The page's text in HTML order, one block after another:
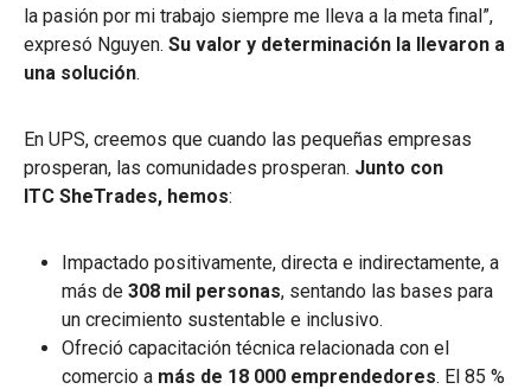
la pasión por mi trabajo siempre me lleva a la meta final”,
expresó Nguyen. Su valor y determinación la llevaron a
una solución.
En UPS, creemos que cuando las pequeñas empresas
prosperan, las comunidades prosperan. Junto con
ITC SheTrades, hemos:
Impactado positivamente, directa e indirectamente, a
más de 308 mil personas, sentando las bases para
un crecimiento sustentable e inclusivo.
Ofreció capacitación técnica relacionada con el
comercio a más de 18 000 emprendedores. El 85 %